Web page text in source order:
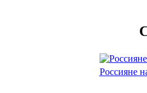
Россияне